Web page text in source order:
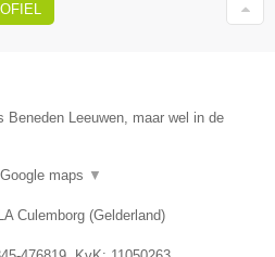
Beneden Leeuwen, maar wel in de
Google maps ▼
Culemborg (Gelderland)